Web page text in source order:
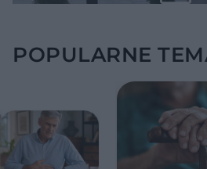
POPULARNE